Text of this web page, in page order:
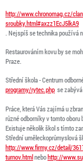
http://www.chronomag.cz/
sroubky.html#axzz1EcJ5lkA9
. Nejspíš se technika používá
Restaurováním kovu by se
Praze.
Střední škola - Centrum
programy/rytec.phpse zabývá
Práce, která Vás zajímá u
různé odborníky v tomto oboru
Existuje několik škol s tímto
Střední uměleckoprůmyslová
http://www.firmy.cz/detail/
turnov.htmlnebohttp://